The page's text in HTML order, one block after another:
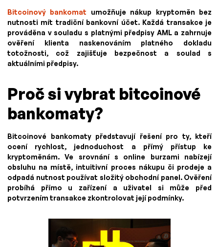
Bitcoinový bankomat umožňuje nákup kryptoměn bez
nutnosti mít tradiční bankovní účet. Každá transakce je
prováděna v souladu s platnými předpisy AML a zahrnuje
ověření klienta naskenováním platného dokladu
totožnosti, což zajišťuje bezpečnost a soulad s
aktuálními předpisy.
Proč si vybrat bitcoinové
bankomaty?
Bitcoinové bankomaty představují řešení pro ty, kteří
ocení rychlost, jednoduchost a přímý přístup ke
kryptoměnám. Ve srovnání s online burzami nabízejí
obsluhu na místě, intuitivní proces nákupu či prodeje a
odpadá nutnost používat složitý obchodní panel. Ověření
probíhá přímo u zařízení a uživatel si může před
potvrzením transakce zkontrolovat její podmínky.